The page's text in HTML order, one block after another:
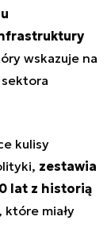
wskazuje na
kulisy
zestawia
lat z historią
miały